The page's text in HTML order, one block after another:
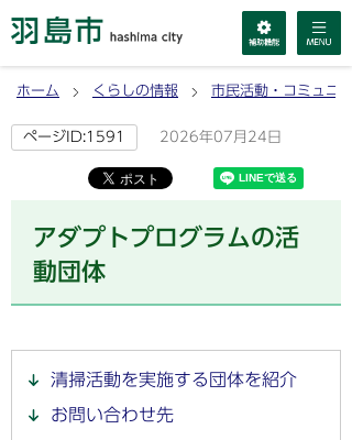
ホーム くらしの情報 市民活動・コミュニテ
ページID:1591 2026年07月24日
アダプトプログラムの活
動団体
清掃活動を実施する団体を紹介
お問い合わせ先